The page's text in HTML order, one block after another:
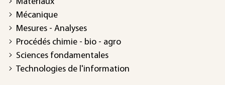
Mécanique
Mesures - Analyses
Procédés chimie - bio - agro
Sciences fondamentales
Technologies de l'information